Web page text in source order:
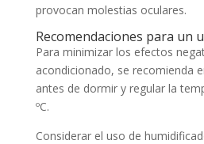
provocan molestias oculares.
Recomendaciones para un
Para minimizar los efectos
acondicionado, se recomienda
antes de dormir y regular la
ºC.
Considerar el uso de